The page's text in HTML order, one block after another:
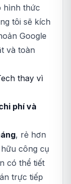
hình thức
tôi sẽ kích
Google
và toàn
thay vì
phí và
, rẻ hơn
công cụ
có thể tiết
trực tiếp